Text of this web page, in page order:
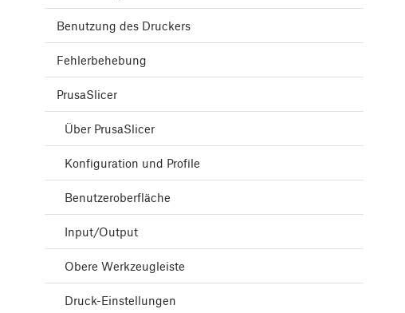
Benutzung des Druckers
Fehlerbehebung
PrusaSlicer
Über PrusaSlicer
Konfiguration und Profile
Benutzeroberfläche
Input/Output
Obere Werkzeugleiste
Druck-Einstellungen